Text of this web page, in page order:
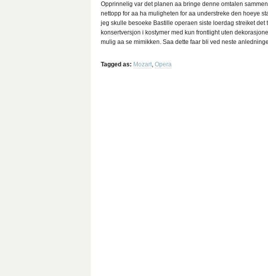
Opprinnelig var det planen aa bringe denne omtalen
nettopp for aa ha muligheten for aa understreke den hoeye
jeg skulle besoeke Bastille operaen siste loerdag streiket
konsertversjon i kostymer med kun frontlight uten
mulig aa se mimikken. Saa dette faar bli ved neste
Tagged as: Mozart, Opera